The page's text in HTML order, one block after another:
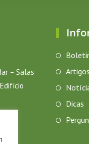
– Salas
Artigos
Dicas